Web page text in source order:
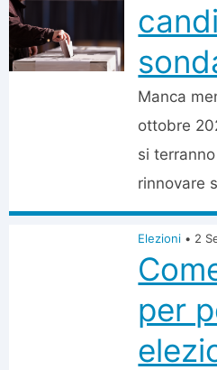
Manca
ottobre
si
rinnovare
Elezioni • 2
per